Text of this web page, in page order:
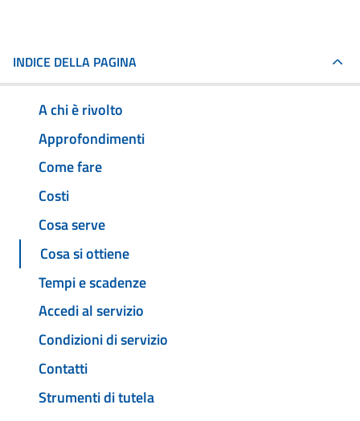
INDICE DELLA PAGINA
A chi è rivolto
Approfondimenti
Come fare
Costi
Cosa serve
Cosa si ottiene
Tempi e scadenze
Accedi al servizio
Condizioni di servizio
Contatti
Strumenti di tutela